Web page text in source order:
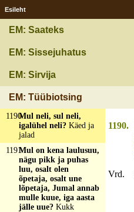
Esileht
EM: Saateks
EM: Sissejuhatus
EM: Sirvija
EM: Tüübiotsing
minnakse mind
metsast tooma?
Pajupill
mina ei taha seda ka
oleks, siis ei annaks
mina seda mitte tuhat
rubla eest ära?
ainus silm
1190Mul neli, sul neli,
igalühel neli? Käed ja
jalad
1191Mul on kena laulusuu,
nägu pikk ja puhas
luu, osalt olen
õpetaja, osalt une
lõpetaja, Jumal annab
mulle kuue, iga aasta
jälle uue? Kukk
1190.
Vrd.